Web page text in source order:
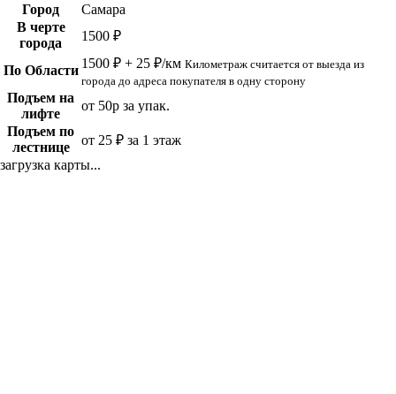
Город
Самара
В черте
города
1500 ₽
По Области 1500 ₽ + 25 ₽/км Километраж считается от выезда из
города до адреса покупателя в одну сторону
Подъем на
лифте
от 50р за упак.
Подъем по
лестнице
от 25 ₽ за 1 этаж
загрузка карты...